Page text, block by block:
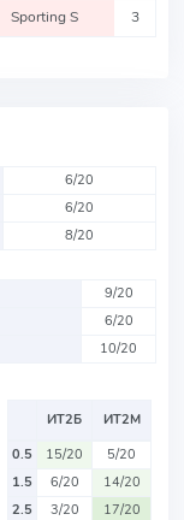
Sporting S 3
6/20
6/20
8/20
9/20
6/20
10/20
ИТ2Б
ИТ2М
0.5
15/20
5/20
1.5
6/20
14/20
2.5
3/20
17/20